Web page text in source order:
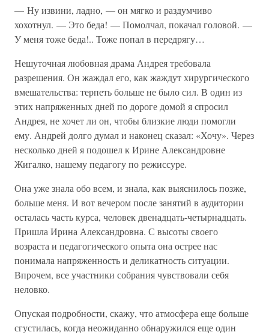
— Ну извини, ладно, — он мягко и раздумчиво
хохотнул. — Это беда! — Помолчал, покачал головой. —
У меня тоже беда!.. Тоже попал в передрягу…
Нешуточная любовная драма Андрея требовала
разрешения. Он жаждал его, как жаждут хирургического
вмешательства: терпеть больше не было сил. В один из
этих напряженных дней по дороге домой я спросил
Андрея, не хочет ли он, чтобы близкие люди помогли
ему. Андрей долго думал и наконец сказал: «Хочу». Через
несколько дней я подошел к Ирине Александровне
Жигалко, нашему педагогу по режиссуре.
Она уже знала обо всем, и знала, как выяснилось позже,
больше меня. И вот вечером после занятий в аудитории
осталась часть курса, человек двенадцать-четырнадцать.
Пришла Ирина Александровна. С высоты своего
возраста и педагогического опыта она острее нас
понимала напряженность и деликатность ситуации.
Впрочем, все участники собрания чувствовали себя
неловко.
Опуская подробности, скажу, что атмосфера еще больше
сгустилась, когда неожиданно обнаружился еще один